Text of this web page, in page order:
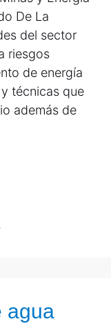
De La
del sector
riesgos
de energía
técnicas que
además de
agua